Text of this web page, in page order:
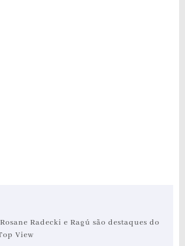
Radecki e Ragú são destaques do
View